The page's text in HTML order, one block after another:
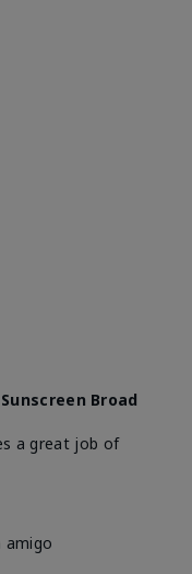
Broad
a great job of
amigo